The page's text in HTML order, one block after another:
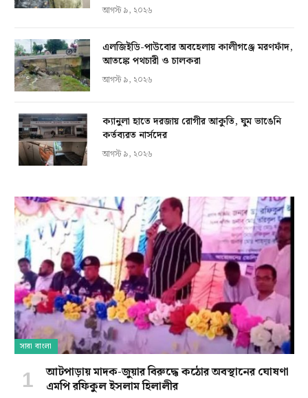
আগস্ট ৯, ২০২৬
এলজিইডি-পাউবোর অবহেলায় কালীগঞ্জে মরণফাঁদ,
আতঙ্কে পথচারী ও চালকরা
আগস্ট ৯, ২০২৬
ক্যানুলা হাতে দরজায় রোগীর আকুতি, ঘুম ভাঙেনি
কর্তব্যরত নার্সদের
আগস্ট ৯, ২০২৬
সারা বাংলা
আটপাড়ায় মাদক-জুয়ার বিরুদ্ধে কঠোর অবস্থানের ঘোষণা
এমপি রফিকুল ইসলাম হিলালীর